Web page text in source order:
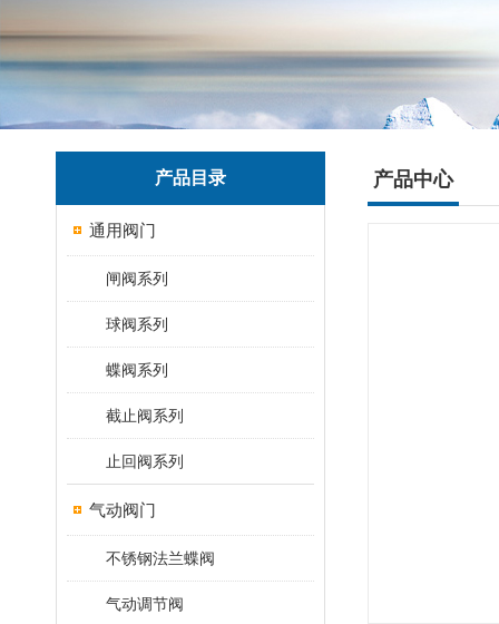
产品目录
通用阀门
闸阀系列
球阀系列
蝶阀系列
截止阀系列
止回阀系列
气动阀门
不锈钢法兰蝶阀
气动调节阀
产品中心